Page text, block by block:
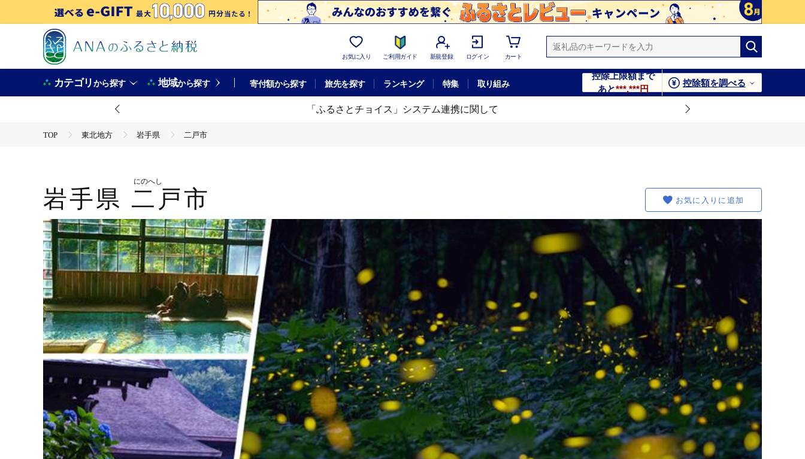
お気に入り ご利用ガイド 新規登録 ログイン カート
カテゴリから探す 地域から探す 寄付額から探す 旅先を探す ランキング 特集 取り組み
控除上限額まで
あと***,***円
控除額を調べる
「ふるさとチョイス」システム連携に関して
TOP 東北地方 岩手県 二戸市
岩手県 二戸市
にのへし
お気に入りに追加